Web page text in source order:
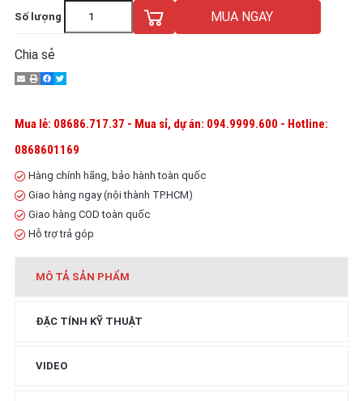
Số lượng MUA NGAY
Chia sẻ
Mua lẻ: 08686.717.37 - Mua sỉ, dự án: 094.9999.600 - Hotline:
0868601169
Hàng chính hãng, bảo hành toàn quốc
Giao hàng ngay (nội thành TP.HCM)
Giao hàng COD toàn quốc
Hỗ trợ trả góp
MÔ TẢ SẢN PHẨM
ĐẶC TÍNH KỸ THUẬT
VIDEO